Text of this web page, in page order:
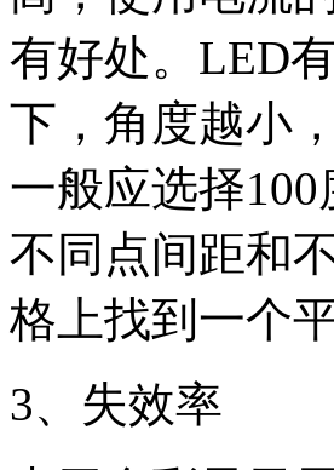
有好处。 LED
下，角度越小，
一般应选择100
不同点间距和
格上找到一个
3、失效率